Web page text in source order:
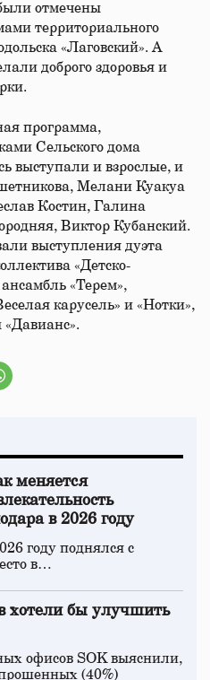
отмечены
территориального
«Лаговский». А
доброго здоровья и
программа,
Сельского дома
выступали и взрослые, и
Мелани Куакуа
Костин, Галина
Виктор Кубанский.
выступления дуэта
«Детско-
«Терем»,
карусель» и «Нотки»,
«Давианс».
меняется
в 2026 году
году поднялся с
в…
хотели бы улучшить
офисов SOK выяснили,
(40%)